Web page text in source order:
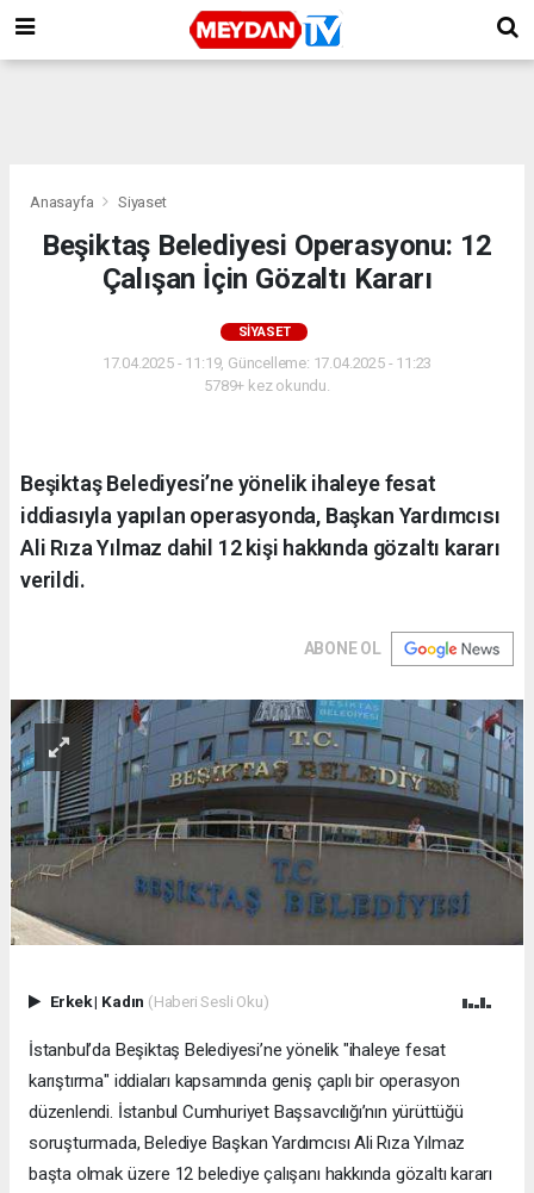
Anasayfa Siyaset
Beşiktaş Belediyesi Operasyonu: 12
Çalışan İçin Gözaltı Kararı
SIYASET
17.04.2025 - 11:19, Güncelleme: 17.04.2025 - 11:23
5789+ kez okundu.
Beşiktaş Belediyesi’ne yönelik ihaleye fesat
iddiasıyla yapılan operasyonda, Başkan Yardımcısı
Ali Rıza Yılmaz dahil 12 kişi hakkında gözaltı kararı
verildi.
ABONE OL
Erkek| Kadın (Haberi Sesli Oku)
İstanbul’da Beşiktaş Belediyesi’ne yönelik "ihaleye fesat
karıştırma" iddiaları kapsamında geniş çaplı bir operasyon
düzenlendi. İstanbul Cumhuriyet Başsavcılığı’nın yürüttüğü
soruşturmada, Belediye Başkan Yardımcısı Ali Rıza Yılmaz
başta olmak üzere 12 belediye çalışanı hakkında gözaltı kararı